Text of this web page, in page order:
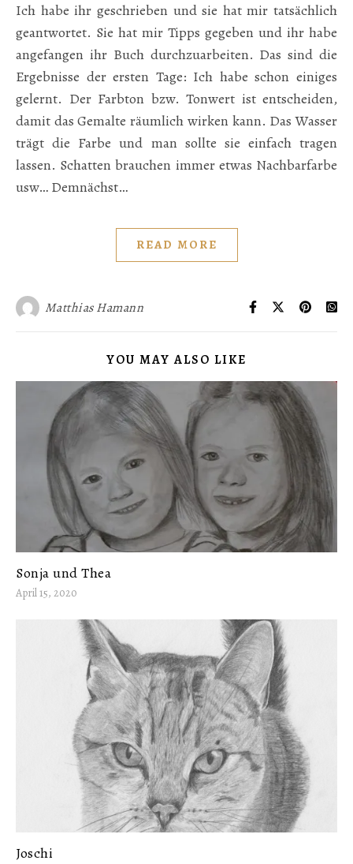
Ich habe ihr geschrieben und sie hat mir tatsächlich
geantwortet. Sie hat mir Tipps gegeben und ihr habe
angefangen ihr Buch durchzuarbeiten. Das sind die
Ergebnisse der ersten Tage: Ich habe schon einiges
gelernt. Der Farbton bzw. Tonwert ist entscheiden,
damit das Gemalte räumlich wirken kann. Das Wasser
trägt die Farbe und man sollte sie einfach tragen
lassen. Schatten brauchen immer etwas Nachbarfarbe
usw… Demnächst…
READ MORE
Matthias Hamann
YOU MAY ALSO LIKE
Sonja und Thea
April 15, 2020
Joschi